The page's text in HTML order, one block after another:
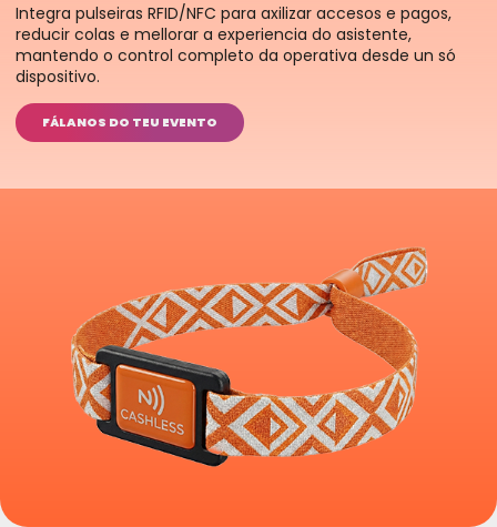
Integra pulseiras RFID/NFC para axilizar accesos e pagos,
reducir colas e mellorar a experiencia do asistente,
mantendo o control completo da operativa desde un só
dispositivo.
FÁLANOS DO TEU EVENTO